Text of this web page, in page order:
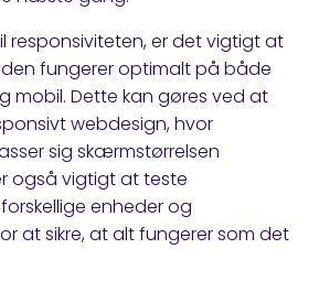
responsiviteten, er det vigtigt at
fungerer optimalt på både
mobil. Dette kan gøres ved at
webdesign, hvor
sig skærmstørrelsen
også vigtigt at teste
enheder og
at sikre, at alt fungerer som det